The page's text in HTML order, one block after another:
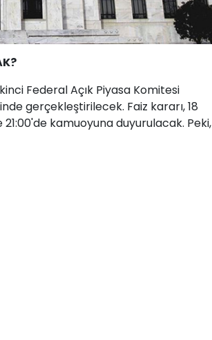
Federal Açık Piyasa Komitesi
gerçekleştirilecek. Faiz kararı, 18
kamuoyuna duyurulacak. Peki,